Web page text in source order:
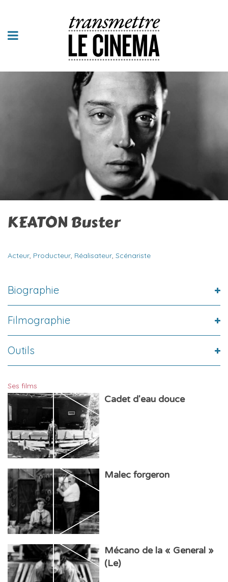
KEATON Buster
Acteur, Producteur, Réalisateur, Scénariste
Biographie
Filmographie
Outils
Ses films
Cadet d'eau douce
Malec forgeron
Mécano de la « General »
(Le)